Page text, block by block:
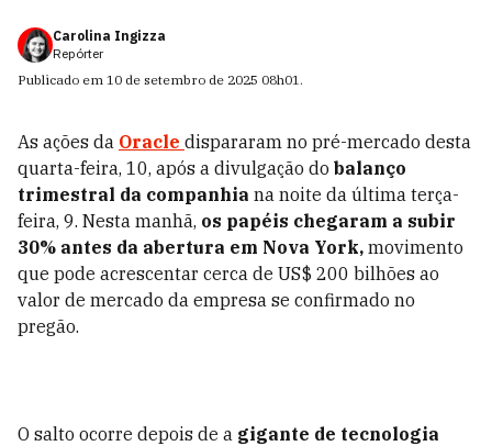
Carolina Ingizza
Repórter
Publicado em 10 de setembro de 2025 08h01.
As ações da Oracle dispararam no pré-mercado desta
quarta-feira, 10, após a divulgação do balanço
trimestral da companhia na noite da última terça-
feira, 9. Nesta manhã, os papéis chegaram a subir
30% antes da abertura em Nova York, movimento
que pode acrescentar cerca de US$ 200 bilhões ao
valor de mercado da empresa se confirmado no
pregão.
O salto ocorre depois de a gigante de tecnologia